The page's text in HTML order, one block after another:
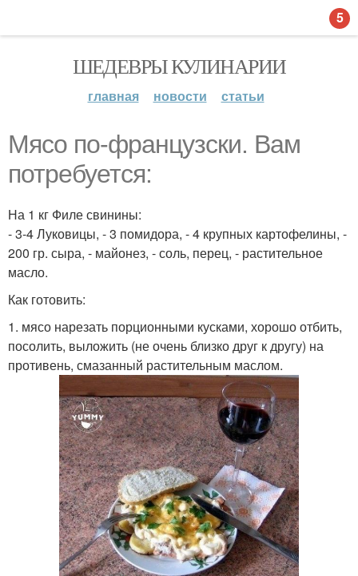
ШЕДЕВРЫ КУЛИНАРИИ
главная новости статьи
Мясо по-французски. Вам
потребуется:
На 1 кг Филе свинины:
- 3-4 Луковицы, - 3 помидора, - 4 крупных картофелины, -
200 гр. сыра, - майонез, - соль, перец, - растительное
масло.
Как готовить:
1. мясо нарезать порционными кусками, хорошо отбить,
посолить, выложить (не очень близко друг к другу) на
противень, смазанный растительным маслом.
5